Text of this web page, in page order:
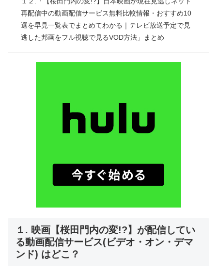
再配信中の動画配信サービス無料比較情報・おすすめ10
選を早見一覧表でまとめてわかる｜テレビ放送予定で見
逃した邦画をフル視聴で見るVOD方法」まとめ
１. 映画【桜田門内の変!?】が配信してい
る動画配信サービス(ビデオ・オン・デマ
ンド) はどこ？